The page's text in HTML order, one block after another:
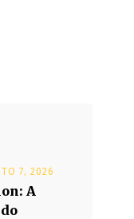
7, 2026
A